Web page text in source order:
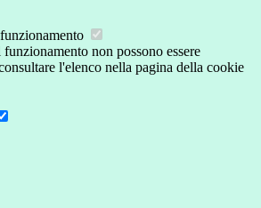
non possono essere
l'elenco nella pagina della cookie